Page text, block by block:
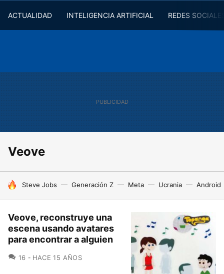
ACTUALIDAD INTELIGENCIA ARTIFICIAL REDES
Veove
HOY SE HABLA DE
Steve Jobs Generación Z Meta Ucrania Android
Veove, reconstruye una
escena usando avatares
para encontrar a alguien
16 COMENTARIOS
HACE 15 AÑOS